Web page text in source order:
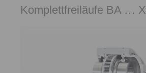
Komplettfreiläufe BA … X